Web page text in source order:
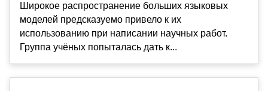
Широкое распространение больших языковых
моделей предсказуемо привело к их
использованию при написании научных работ.
Группа учёных попыталась дать к...